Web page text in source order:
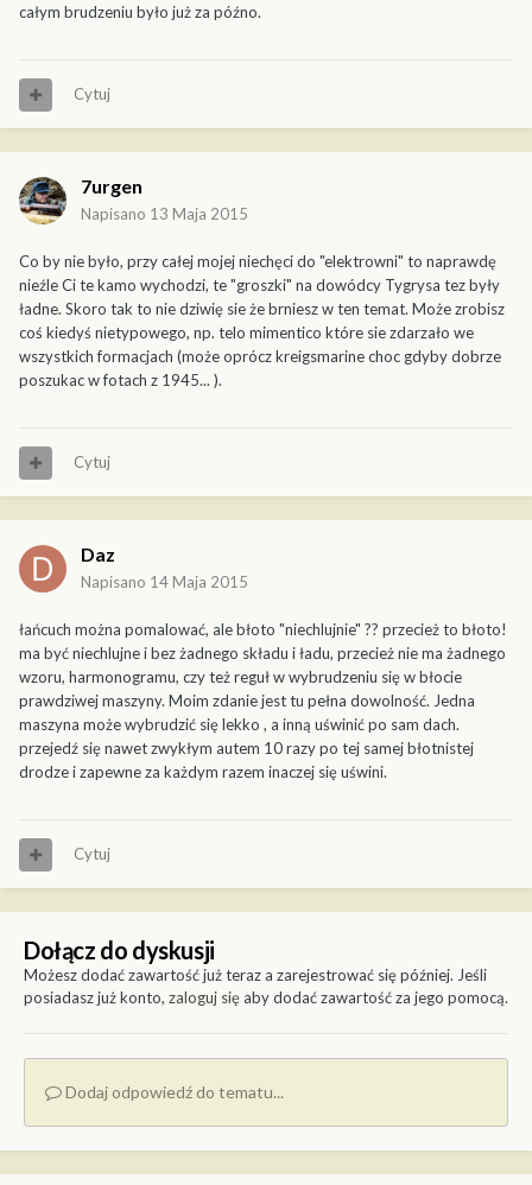
całym brudzeniu było już za późno.
Cytuj
7urgen
Napisano 13 Maja 2015
Co by nie było, przy całej mojej niechęci do "elektrowni" to naprawdę
nieźle Ci te kamo wychodzi, te "groszki" na dowódcy Tygrysa tez były
ładne. Skoro tak to nie dziwię sie że brniesz w ten temat. Może zrobisz
coś kiedyś nietypowego, np. telo mimentico które sie zdarzało we
wszystkich formacjach (może oprócz kreigsmarine choc gdyby dobrze
poszukac w fotach z 1945... ).
Cytuj
Daz
Napisano 14 Maja 2015
łańcuch można pomalować, ale błoto "niechlujnie" ?? przecież to błoto!
ma być niechlujne i bez żadnego składu i ładu, przecież nie ma żadnego
wzoru, harmonogramu, czy też reguł w wybrudzeniu się w błocie
prawdziwej maszyny. Moim zdanie jest tu pełna dowolność. Jedna
maszyna może wybrudzić się lekko , a inną uświnić po sam dach.
przejedź się nawet zwykłym autem 10 razy po tej samej błotnistej
drodze i zapewne za każdym razem inaczej się uświni.
Cytuj
Dołącz do dyskusji
Możesz dodać zawartość już teraz a zarejestrować się później. Jeśli
posiadasz już konto, zaloguj sięaby dodać zawartość za jego pomocą.
Dodaj odpowiedź do tematu...